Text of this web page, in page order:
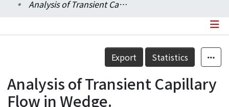
Statistics
Analysis of Transient Capillary Flow in Wedge.
Details
Export Statistics
Analysis of Transient Capillary
Flow in Wedge.